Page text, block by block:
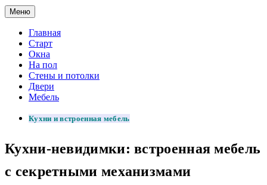
Меню
Главная
Старт
Окна
На пол
Стены и потолки
Двери
Мебель
Кухни и встроенная мебель
Кухни-невидимки: встроенная мебель
с секретными механизмами